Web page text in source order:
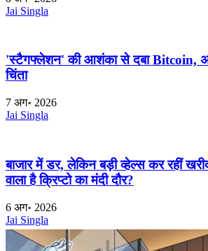
Jai Singla
'स्टैगफ्लेशन' की आशंका से दबा Bitcoin,
चिंता
7 अग॰ 2026
Jai Singla
बाजार में डर, लेकिन बड़ी व्हेल्स कर रहीं
वाला है क्रिप्टो का मंदी दौर?
6 अग॰ 2026
Jai Singla